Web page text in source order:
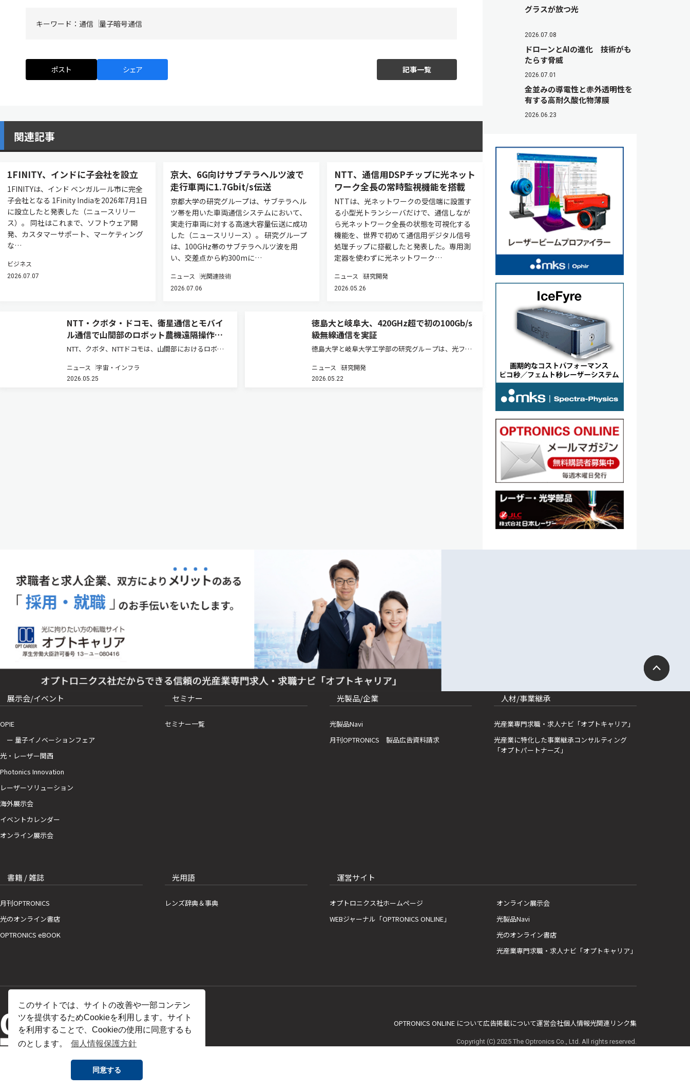
このサイトでは、サイトの改善や一部コンテン
ツを提供するためCookieを利用します。サイト
を利用することで、Cookieの使用に同意するも
のとします。
個人情報保護方針
同意する
キーワード： 通信 量子暗号通信
ポスト シェア 記事一覧
関連記事
1FINITY、インドに子会社を設立
1FINITYは、インド ベンガルール市に完全
子会社となる 1Finity Indiaを2026年7月1日
に設立したと発表した（ニュースリリー
ス）。 同社はこれまで、ソフトウェア開
発、カスタマーサポート、マーケティング
な…
ビジネス
2026.07.07
京大、6G向けサブテラヘルツ波で
走行車両に1.7Gbit/s伝送
京都大学の研究グループは、サブテラヘル
ツ帯を用いた車両通信システムにおいて、
実走行車両に対する高速大容量伝送に成功
した（ニュースリリース）。 研究グループ
は、100GHz帯のサブテラヘルツ波を用
い、交差点から約300mに…
ニュース 光関連技術
2026.07.06
NTT、通信用DSPチップに光ネット
ワーク全長の常時監視機能を搭載
NTTは、光ネットワークの受信端に設置す
る小型光トランシーバだけで、通信しなが
ら光ネットワーク全長の状態を可視化する
機能を、世界で初めて通信用デジタル信号
処理チップに搭載したと発表した。専用測
定器を使わずに光ネットワーク…
ニュース 研究開発
2026.05.26
NTT・クボタ・ドコモ、衛星通信とモバイ
ル通信で山間部のロボット農機遠隔操作を
実証
NTT、クボタ、NTTドコモは、山間部におけるロボッ
送の継続性を実現する共同実証実験を実施し、モバイ
ル通信と衛星通信を組み合わせた通信制御、および映
ニュース 宇宙・インフラ
2026.05.25
徳島大と岐阜大、420GHz超で初の100Gb/s
級無線通信を実証
徳島大学と岐阜大学工学部の研究グループは、光ファ
と多値変調技術を組み合わせたマイクロ光コム駆動型
テラヘルツ通信システムを開発した（ニュースリリー
ニュース 研究開発
2026.05.22
グラスが放つ光
2026.07.08
ドローンとAIの進化 技術がも
たらす脅威
2026.07.01
金並みの導電性と赤外透明性を
有する高耐久酸化物薄膜
2026.06.23
展示会/イベント
OPIE
ー 量子イノベーションフェア
光・レーザー関西
Photonics Innovation
レーザーソリューション
海外展示会
イベントカレンダー
オンライン展示会
セミナー
セミナー一覧
光製品/企業
光製品Navi
月刊OPTRONICS 製品広告資料請求
人材/事業継承
光産業専門求職・求人ナビ「オプトキャリア」
光産業に特化した事業継承コンサルティング
「オプトパートナーズ」
書籍 / 雑誌
月刊OPTRONICS
光のオンライン書店
OPTRONICS eBOOK
光用語
レンズ辞典＆事典
運営サイト
オプトロニクス社ホームページ
WEBジャーナル「OPTRONICS ONLINE」
オンライン展示会
光製品Navi
光のオンライン書店
光産業専門求職・求人ナビ「オプトキャリア」
OPTRONICS ONLINE について広告掲載について運営会社個人情報光関連リンク集
Copyright (C) 2025 The Optronics Co., Ltd. All rights reserved.